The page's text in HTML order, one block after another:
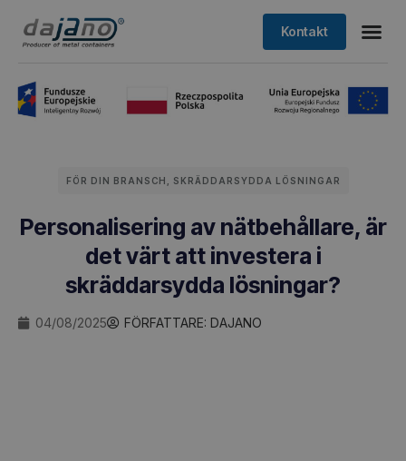
Kontakt
FÖR DIN BRANSCH SKRÄDDARSYDDA LÖSNINGAR
Personalisering av nätbehållare, är
det värt att investera i
skräddarsydda lösningar?
04/08/2025 FÖRFATTARE: DAJANO